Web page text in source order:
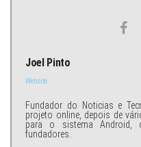
Joel Pinto
Website
Fundador do Noticias e
projeto online, depois de
para o sistema
fundadores.